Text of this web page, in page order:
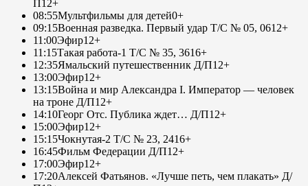
П12+
08:55Мультфильмы для детей0+
09:15Военная разведка. Первый удар Т/С № 05, 0612+
11:00Эфир12+
11:15Такая работа-1 Т/С № 35, 3616+
12:35Ямальский путешественник Д/П12+
13:00Эфир12+
13:15Война и мир Александра I. Император — человек
на троне Д/П12+
14:10Георг Отс. Публика ждет… Д/П12+
15:00Эфир12+
15:15Чокнутая-2 Т/С № 23, 2416+
16:45Фильм Федерации Д/П12+
17:00Эфир12+
17:20Алексей Фатьянов. «Лучше петь, чем плакать» Д/